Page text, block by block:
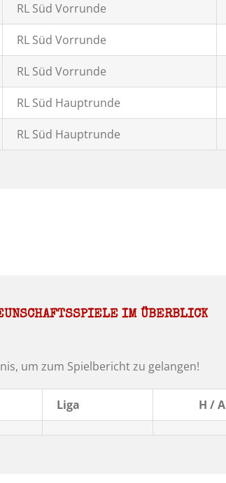
RL Süd Vorrunde
RL Süd Vorrunde
RL Süd Vorrunde
RL Süd Hauptrunde
RL Süd Hauptrunde
IM ÜBERBLICK
um zum Spielbericht zu gelangen!
Liga H / A